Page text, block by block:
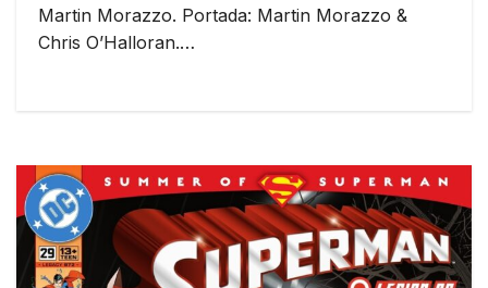
Martin Morazzo. Portada: Martin Morazzo &
Chris O’Halloran.…